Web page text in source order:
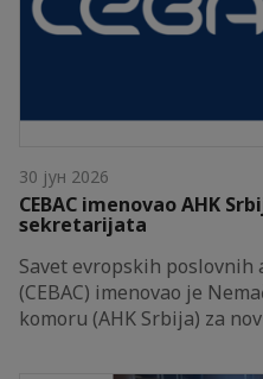
30 јун 2026
CEBAC imenovao AHK
sekretarijata
Savet evropskih
(CEBAC) imenovao je
komoru (AHK Srbija) za